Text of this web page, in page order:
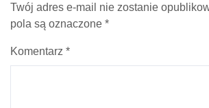
Twój adres e-mail nie zostanie
pola są oznaczone *
Komentarz *